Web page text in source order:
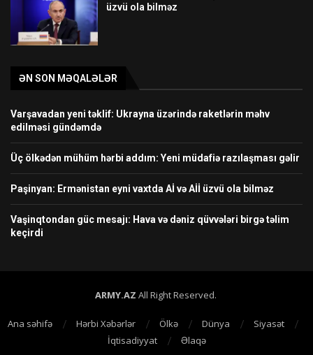
üzvü ola bilməz
ƏN SON MƏQALƏLƏR
Varşavadan yeni təklif: Ukrayna üzərində raketlərin məhv
edilməsi gündəmdə
Üç ölkədən mühüm hərbi addım: Yeni müdafiə razılaşması gəlir
Paşinyan: Ermənistan eyni vaxtda Aİ və Aİİ üzvü ola bilməz
Vaşinqtondan güc mesajı: Hava və dəniz qüvvələri birgə təlim
keçirdi
ARMY.AZ All Right Reserved.
Ana səhifə Hərbi Xəbərlər Ölkə Dünya
Siyasət
İqtisadiyyat
Əlaqə